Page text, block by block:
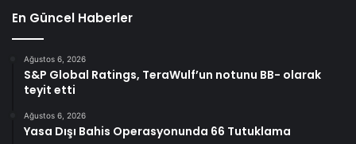
En Güncel Haberler
Ağustos 6, 2026
S&P Global Ratings, TeraWulf’un notunu BB- olarak
teyit etti
Ağustos 6, 2026
Yasa Dışı Bahis Operasyonunda 66 Tutuklama